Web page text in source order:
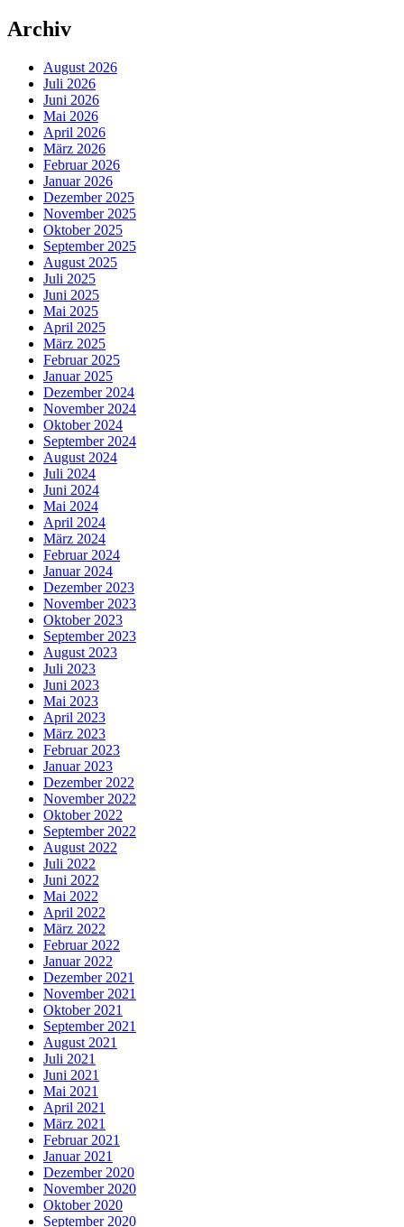
Archiv
August 2026
Juli 2026
Juni 2026
Mai 2026
April 2026
März 2026
Februar 2026
Januar 2026
Dezember 2025
November 2025
Oktober 2025
September 2025
August 2025
Juli 2025
Juni 2025
Mai 2025
April 2025
März 2025
Februar 2025
Januar 2025
Dezember 2024
November 2024
Oktober 2024
September 2024
August 2024
Juli 2024
Juni 2024
Mai 2024
April 2024
März 2024
Februar 2024
Januar 2024
Dezember 2023
November 2023
Oktober 2023
September 2023
August 2023
Juli 2023
Juni 2023
Mai 2023
April 2023
März 2023
Februar 2023
Januar 2023
Dezember 2022
November 2022
Oktober 2022
September 2022
August 2022
Juli 2022
Juni 2022
Mai 2022
April 2022
März 2022
Februar 2022
Januar 2022
Dezember 2021
November 2021
Oktober 2021
September 2021
August 2021
Juli 2021
Juni 2021
Mai 2021
April 2021
März 2021
Februar 2021
Januar 2021
Dezember 2020
November 2020
Oktober 2020
September 2020